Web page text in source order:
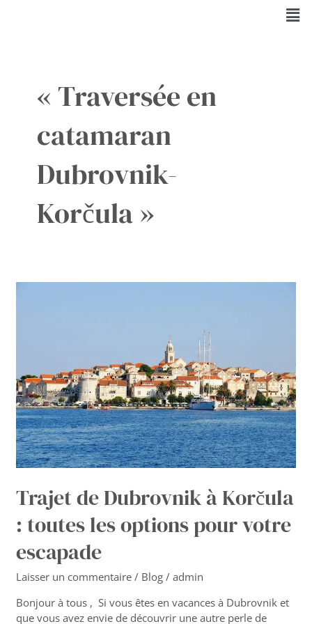
« Traversée en
catamaran
Dubrovnik-
Korčula »
Trajet de Dubrovnik à Korčula
: toutes les options pour votre
escapade
Laisser un commentaire / Blog /admin
Bonjour à tous , Si vous êtes en vacances à Dubrovnik et
que vous avez envie de découvrir une autre perle de
toutes
les
options
pour
votre
escapade